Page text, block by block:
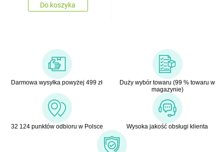
Do koszyka
Darmowa wysyłka powyżej 499 zł
Duży wybór towaru (99 % towaru w
magazynie)
32 124 punktów odbioru w Polsce Wysoka jakość obsługi klienta